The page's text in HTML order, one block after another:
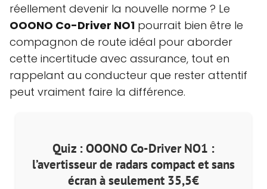
réellement devenir la nouvelle norme ? Le
OOONO Co-Driver NO1 pourrait bien être le
compagnon de route idéal pour aborder
cette incertitude avec assurance, tout en
rappelant au conducteur que rester attentif
peut vraiment faire la différence.
Quiz : OOONO Co-Driver NO1 :
l’avertisseur de radars compact et sans
écran à seulement 35,5€